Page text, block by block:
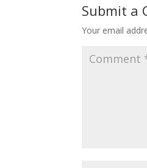
Submit a
Your email